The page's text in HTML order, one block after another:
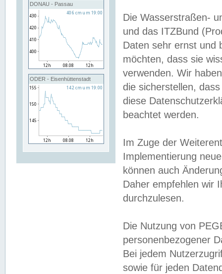
DONAU - Passau
ODER - Eisenhüttenstadt
Die Wasserstraßen-
und das ITZBund
Daten sehr ernst und
möchten, dass sie
verwenden. Wir
die sicherstellen,
diese
beachtet werden.
Im Zuge der
Implementierung
können auch
Daher empfehlen wir
durchzulesen.
Die Nutzung von
personenbezogener
Bei jedem
sowie für jeden